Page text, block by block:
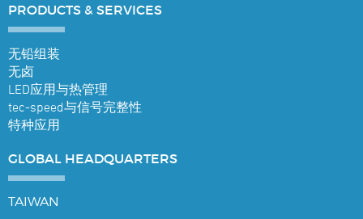
PRODUCTS & SERVICES
无铅组装
无卤
LED应用与热管理
tec-speed与信号完整性
特种应用
GLOBAL HEADQUARTERS
TAIWAN